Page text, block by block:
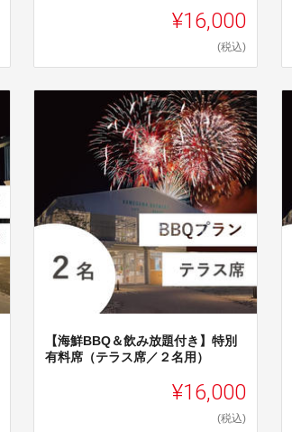
¥16,000
(税込)
【海鮮BBQ＆飲み放題付き】特別
有料席（テラス席／２名用）
¥16,000
(税込)